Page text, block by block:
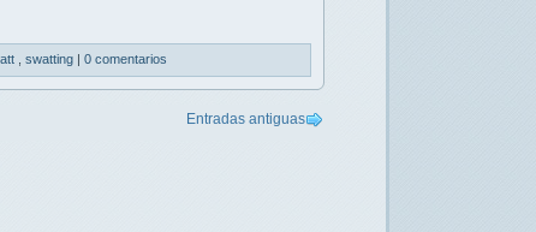
swatting 0 comentarios
Entradas antiguas